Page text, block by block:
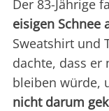
Der 83-Jährige
eisigen Schnee
Sweatshirt und
dachte, dass er
bleiben würde,
nicht darum